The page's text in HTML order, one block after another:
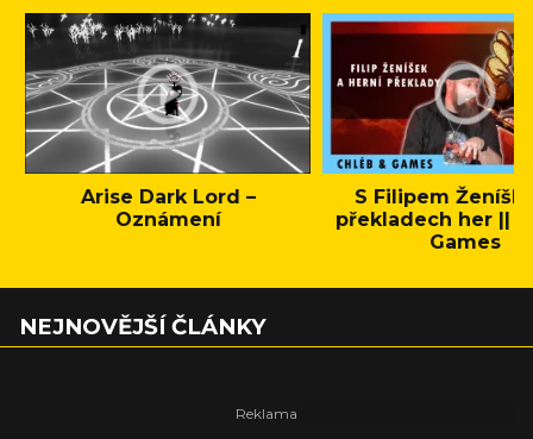
Arise Dark Lord –
Oznámení
S Filipem
překladech her ||
Games
NEJNOVĚJŠÍ ČLÁNKY